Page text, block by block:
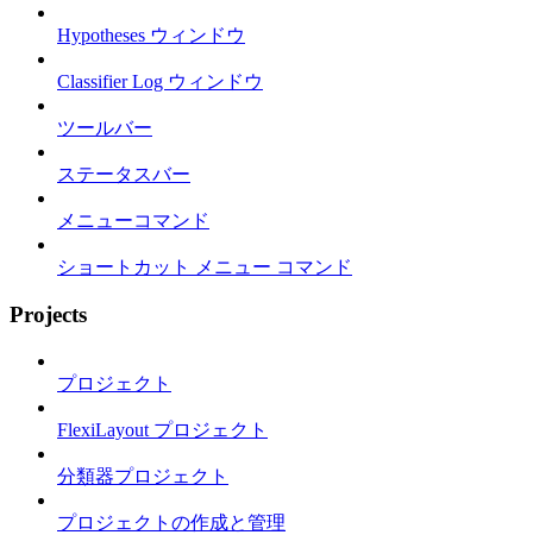
Hypotheses ウィンドウ
Classifier Log ウィンドウ
ツールバー
ステータスバー
メニューコマンド
ショートカット メニュー コマンド
Projects
プロジェクト
FlexiLayout プロジェクト
分類器プロジェクト
プロジェクトの作成と管理